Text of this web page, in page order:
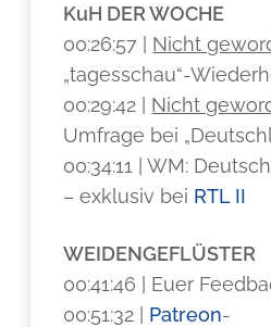
KuH DER WOCHE
00:26:57 | Nicht
„tagesschau“-
00:29:42 | Nicht
Umfrage bei
00:34:11 | WM:
– exklusiv bei RTL II
WEIDENGEFLÜSTER
00:41:46 | Euer
00:51:32 | Patreon-